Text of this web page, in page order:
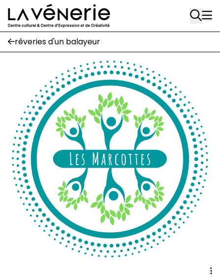
Aller au contenu principal
Rue Gratès, 3
1170 Watermael-Boitsfort
02 663 85 50
Place Gilson, 3
1170 Watermael-Boitsfort
02 663 85 50
suivez-nous
Journal Vénerie- version papier
Newsletter
AA
rêveries d'un balayeur